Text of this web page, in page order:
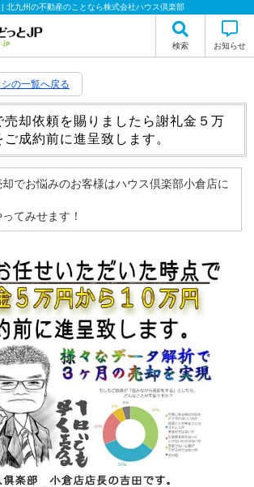
北九州の不動産のことなら株式会社ハウス倶楽部
検索 お知らせ
の一覧へ戻る
売却依頼を賜りましたら謝礼金５万
成約前に進呈致します。
でお悩みのお客様はハウス倶楽部小倉店に
てみせます！